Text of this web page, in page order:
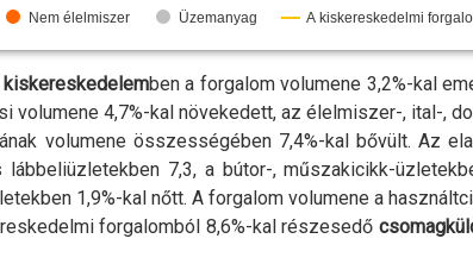
Nem élelmiszer Üzemanyag A kiskereskedelmi
ben a forgalom volumene 3,2%-kal
volumene 4,7%-kal növekedett, az élelmiszer-, ital-,
volumene összességében 7,4%-kal bővült. Az
7,3, a bútor-, műszakicikk-
1,9%-kal nőtt. A forgalom volumene a
forgalomból 8,6%-kal részesedő